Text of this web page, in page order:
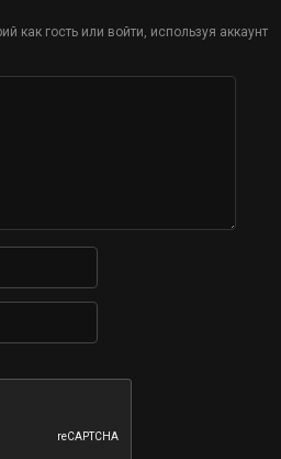
как гость или войти, используя аккаунт